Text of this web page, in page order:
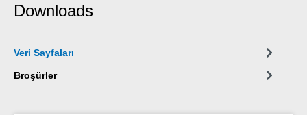
Downloads
Veri Sayfaları
Broşürler